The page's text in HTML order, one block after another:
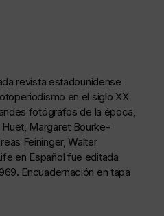
revista estadounidense
en el siglo XX
fotógrafos de la época,
Margaret Bourke-
Feininger, Walter
en Español fue editada
Encuadernación en tapa